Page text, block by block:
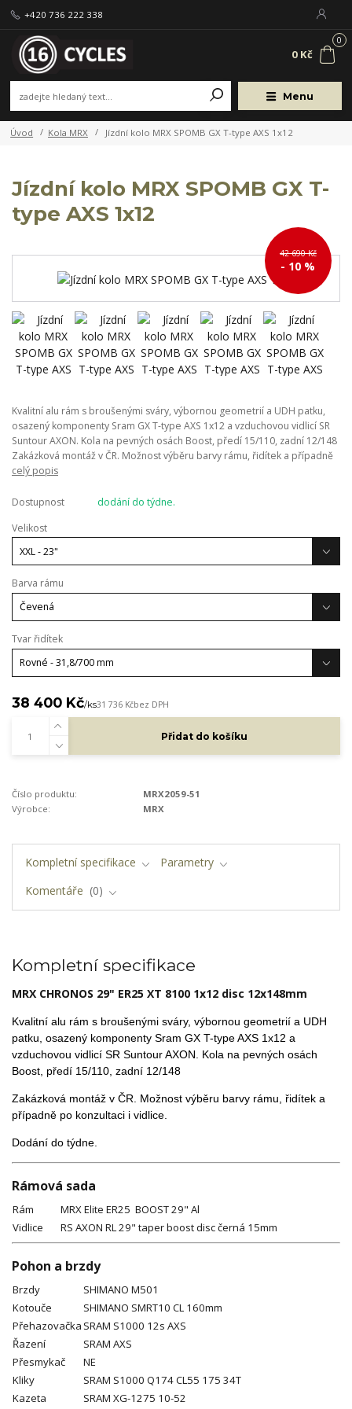
Menu
+420 736 222 338
0
0 Kč
Úvod Kola MRX Jízdní kolo MRX SPOMB GX T-type AXS 1x12
Jízdní kolo MRX SPOMB GX T-
type AXS 1x12
42 690 Kč
- 10 %
Kvalitní alu rám s broušenými sváry, výbornou geometrií a UDH patku,
osazený komponenty Sram GX T-type AXS 1x12 a vzduchovou vidlicí SR
Suntour AXON. Kola na pevných osách Boost, předí 15/110, zadní 12/148
Zakázková montáž v ČR. Možnost výběru barvy rámu, řidítek a případně
celý popis
Dostupnost
dodání do týdne.
Velikost
Barva rámu
Tvar řidítek
38 400 Kč/ks31 736 Kčbez DPH
Přidat do košíku
Číslo produktu:
MRX2059-51
Výrobce:
MRX
Kompletní specifikace
Parametry
Komentáře
0
Kompletní specifikace
MRX CHRONOS 29" ER25 XT 8100 1x12 disc 12x148mm
Kvalitní alu rám s broušenými sváry, výbornou geometrií a UDH
patku, osazený komponenty Sram GX T-type AXS 1x12 a
vzduchovou vidlicí SR Suntour AXON. Kola na pevných osách
Boost, předí 15/110, zadní 12/148
Zakázková montáž v ČR. Možnost výběru barvy rámu, řidítek a
případně po konzultaci i vidlice.
Dodání do týdne.
Rámová sada
Rám
MRX Elite ER25 BOOST 29" Al
Vidlice
RS AXON RL 29" taper boost disc černá 15mm
Pohon a brzdy
Brzdy
SHIMANO M501
Kotouče
SHIMANO SMRT10 CL 160mm
Přehazovačka SRAM S1000 12s AXS
Řazení
SRAM AXS
Přesmykač
NE
Kliky
SRAM S1000 Q174 CL55 175 34T
Kazeta
SRAM XG-1275 10-52